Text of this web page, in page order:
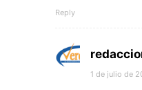
Reply
1 de julio de